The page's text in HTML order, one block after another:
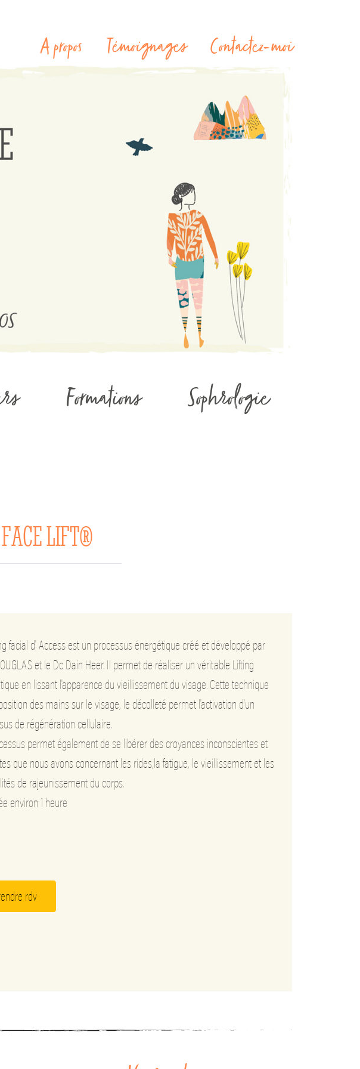
A propos Témoignages Contactez-moi
Formations Sophrologie
FACE LIFT®️
facial d' Access est un processus énergétique créé et développé par
et le Dc Dain Heer. Il permet de réaliser un véritable Lifting
en lissant l'apparence du vieillissement du visage. Cette technique
des mains sur le visage, le décolleté permet l'activation d'un
de régénération cellulaire.
permet également de se libérer des croyances inconscientes et
que nous avons concernant les rides,la fatigue, le vieillissement et les
de rajeunissement du corps.
environ 1 heure
rdv